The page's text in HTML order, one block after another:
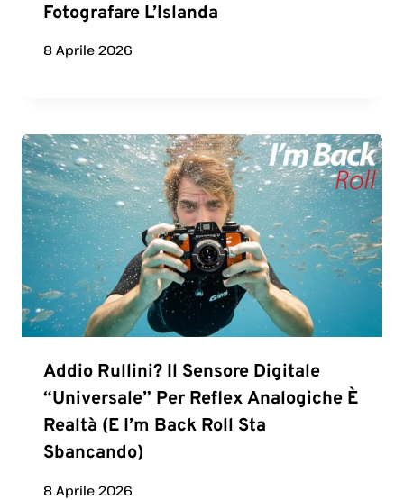
Fotografare L’Islanda
8 Aprile 2026
Addio Rullini? Il Sensore Digitale
“universale” Per Reflex Analogiche È
Realtà (e I’m Back Roll Sta
Sbancando)
8 Aprile 2026